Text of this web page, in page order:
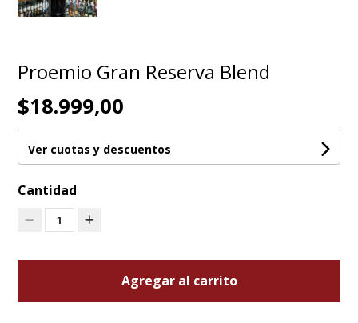
Proemio Gran Reserva Blend
$18.999,00
Ver cuotas y descuentos
Cantidad
1
Agregar al carrito